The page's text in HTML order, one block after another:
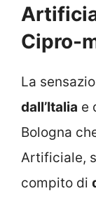
Cipro-
La
dall’Italia e
Bologna
Artificiale,
compito di